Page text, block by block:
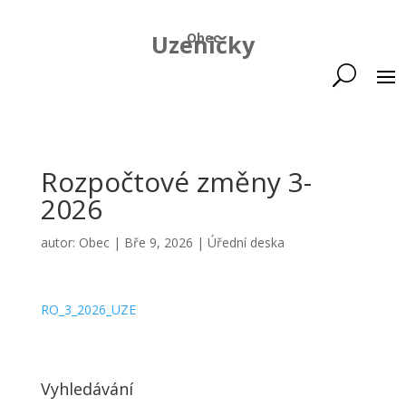
Obec
Uzeničky
Rozpočtové změny 3-
2026
autor: Obec| Bře 9, 2026 | Úřední deska
RO_3_2026_UZE
Vyhledávání